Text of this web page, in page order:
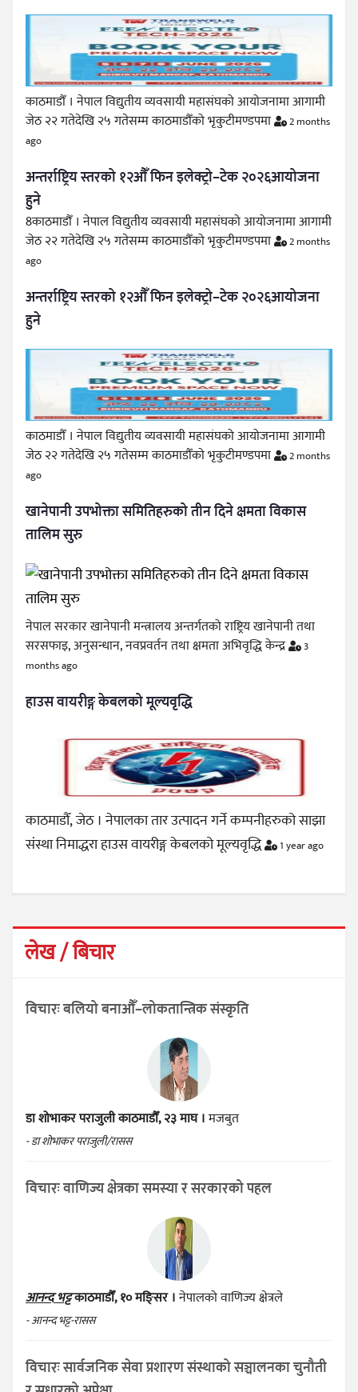
काठमाडौँ । नेपाल विद्युतीय व्यवसायी महासंघको आयोजनामा आगामी
जेठ २२ गतेदेखि २५ गतेसम्म काठमाडौँको भृकुटीमण्डपमा
2 months
ago
अन्तर्राष्ट्रिय स्तरको १२औँ फिन इलेक्ट्रो–टेक २०२६आयोजना
हुने
8काठमाडौँ । नेपाल विद्युतीय व्यवसायी महासंघको आयोजनामा आगामी
जेठ २२ गतेदेखि २५ गतेसम्म काठमाडौँको भृकुटीमण्डपमा
2 months
ago
अन्तर्राष्ट्रिय स्तरको १२औँ फिन इलेक्ट्रो–टेक २०२६आयोजना
हुने
काठमाडौँ । नेपाल विद्युतीय व्यवसायी महासंघको आयोजनामा आगामी
जेठ २२ गतेदेखि २५ गतेसम्म काठमाडौँको भृकुटीमण्डपमा
2 months
ago
खानेपानी उपभोक्ता समितिहरुको तीन दिने क्षमता विकास
तालिम सुरु
नेपाल सरकार खानेपानी मन्त्रालय अन्तर्गतको राष्ट्रिय खानेपानी तथा
सरसफाइ, अनुसन्धान, नवप्रवर्तन तथा क्षमता अभिवृद्धि केन्द्र
3
months ago
हाउस वायरीङ्ग केबलको मूल्यवृद्धि
काठमाडौँ, जेठ । नेपालका तार उत्पादन गर्ने कम्पनीहरुको साझा
संस्था निमाद्धरा हाउस वायरीङ्ग केबलको मूल्यवृद्धि
1 year ago
लेख / बिचार
विचारः बलियो बनाऔँ–लोकतान्त्रिक संस्कृति
डा शोभाकर पराजुलीकाठमाडौँ, २३ माघ ।मजबुत
- डा शोभाकर पराजुली/रासस
विचारः वाणिज्य क्षेत्रका समस्या र सरकारको पहल
आनन्द भट्टकाठमाडौँ, १० मङ्सिर ।नेपालको वाणिज्य क्षेत्रले
- आनन्द भट्ट-रासस
विचारः सार्वजनिक सेवा प्रशारण संस्थाको सञ्चालनका चुनौती